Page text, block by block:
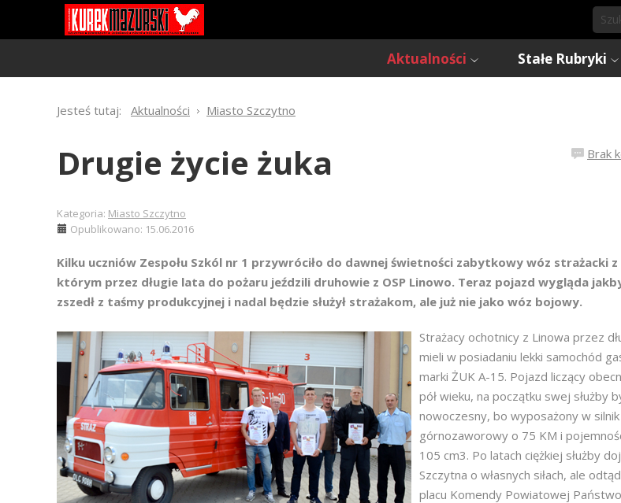
Aktualności Stałe Rubryki
Jesteś tutaj: Aktualności Miasto Szczytno
Brak
Drugie życie żuka
Kategoria: Miasto Szczytno
Opublikowano: 15.06.2016
Kilku uczniów Zespołu Szkól nr 1 przywróciło do dawnej świetności zabytkowy wóz strażacki z
którym przez długie lata do pożaru jeździli druhowie z OSP Linowo. Teraz pojazd wygląda
zszedł z taśmy produkcyjnej i nadal będzie służył strażakom, ale już nie jako wóz bojowy.
Strażacy ochotnicy z Linowa przez
mieli w posiadaniu lekki samochód
marki ŻUK A-15. Pojazd liczący
pół wieku, na początku swej służby
nowoczesny, bo wyposażony w silnik
górnozaworowy o 75 KM i
105 cm3. Po latach ciężkiej służby
Szczytna o własnych siłach, ale
placu Komendy Powiatowej